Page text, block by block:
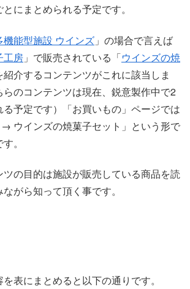
にまとめられる予定です。
能型施設 ウインズ 」の場合で言えば
工房 」で販売されている「ウインズの焼
紹介するコンテンツがこれに該当しま
のコンテンツは現在、鋭意製作中で2
る予定です）「お買いもの」ページでは
ウインズの焼菓子セット」という形で
。
ツの目的は施設が販売している商品を読
がら知って頂く事です。
表にまとめると以下の通りです。